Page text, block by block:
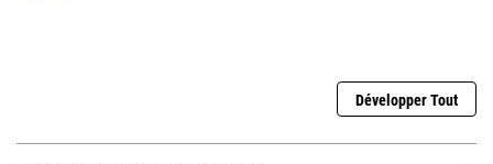
Développer Tout